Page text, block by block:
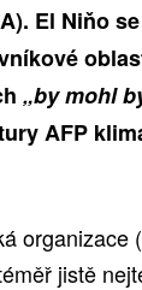
El Niňo
„by mohl
AFP
organizace
jistě